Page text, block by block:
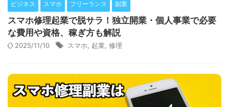
ビジネス スマホ フリーランス 副業
スマホ修理起業で脱サラ！独立開業・個人事業で必要
な費用や資格、稼ぎ方も解説
2025/11/10 スマホ 起業 修理